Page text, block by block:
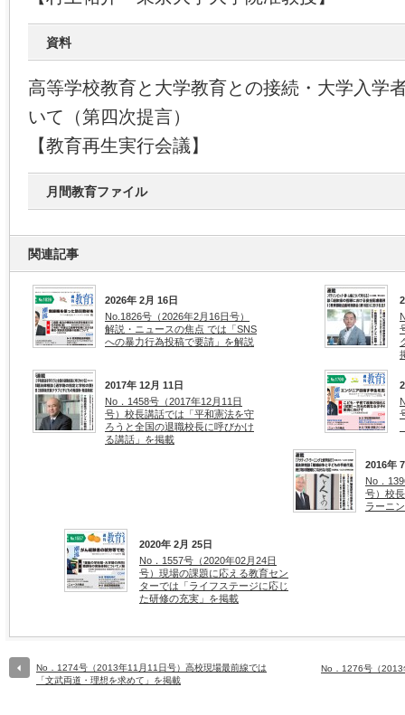
資料
高等学校教育と大学教育との接続・大学入学
いて（第四次提言）
【教育再生実行会議】
月間教育ファイル
関連記事
2026年 2月 16日
No.1826号（2026年2月16日号）
解説・ニュースの焦点 では「SNS
への暴力行為投稿で要請」を解説
2017年 12月 11日
No．1458号（2017年12月11日
号）校長講話では「平和憲法を守
ろうと全国の退職校長に呼びかけ
る講話」を掲載
2016年
No．
号）校
ラーニ
2020年 2月 25日
No．1557号（2020年02月24日
号）現場の課題に応える教育セン
ターでは「ライフステージに応じ
た研修の充実」を掲載
No．1274号（2013年11月11日号）高校現場最前線では
「文武両道・理想を求めて」を掲載
No．1276号（2013